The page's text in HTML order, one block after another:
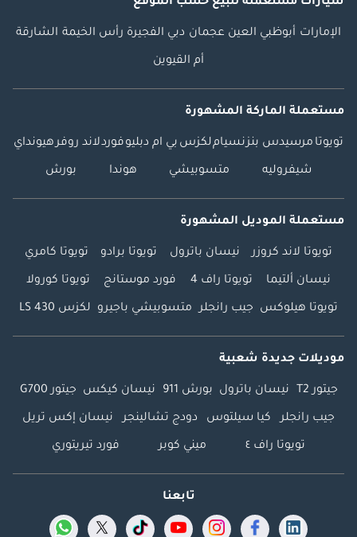
السرعات
الوظائف: الحفاظ على
تغيير المسار التلقائي،
التعرف على إشارات
الخرائط والملاحة:
Gaode – نظام ملاحة
الخارجية والإضاءة
المصابيح الأمامية:
إضاءة نهارية: LED
إضاءة أمامية
الأبواب: بدون إطار +
مقابض كهربائية
الإمارات أبوظبي العين عجمان دبي الفجيرة رأس الخيمة الشارقة
أم القيوين
مستعملة الماركة المشهورة
تويوتا مرسيدس بنزنسياملكزس بي ام دبليوفوردلاند روفرهيونداي
شيفروليه متسوبيشي هوندا بورش
مستعملة الموديل المشهورة
تويوتا لاند كروزر نيسان باترول تويوتا برادو تويوتا كامري
نيسان ألتيما تويوتا راف 4 فورد موستانج تويوتا كورولا
تويوتا هيلوكس جيب رانجلر متسوبيشي باجيرو لكزس LS 430
موديلات جديدة شعبية
جيتور T2 نيسان باترول بورش 911 نيسان كيكس جيتور G700
جيب رانجلر كيا سيلتوس دودج تشالينجر نيسان إكس تريل
تويوتا راف ٤ ميني كوبر فورد تيريتوري
تابعنا